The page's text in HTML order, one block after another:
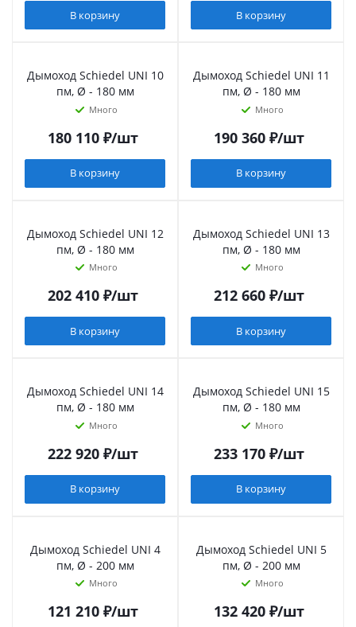
В корзину В корзину
Дымоход Schiedel UNI 10
пм, Ø - 180 мм
Много
180 110₽/шт
В корзину
Дымоход Schiedel UNI 11
пм, Ø - 180 мм
Много
190 360₽/шт
В корзину
Дымоход Schiedel UNI 12
пм, Ø - 180 мм
Много
202 410₽/шт
В корзину
Дымоход Schiedel UNI 13
пм, Ø - 180 мм
Много
212 660₽/шт
В корзину
Дымоход Schiedel UNI 14
пм, Ø - 180 мм
Много
222 920₽/шт
В корзину
Дымоход Schiedel UNI 15
пм, Ø - 180 мм
Много
233 170₽/шт
В корзину
Дымоход Schiedel UNI 4
пм, Ø - 200 мм
Много
121 210₽/шт
Дымоход Schiedel UNI 5
пм, Ø - 200 мм
Много
132 420₽/шт